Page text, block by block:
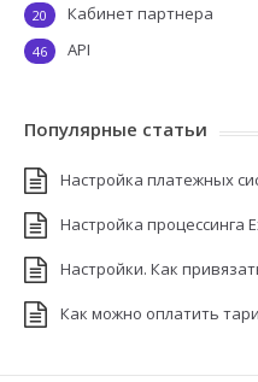
Кабинет партнера
20
API
46
Популярные статьи
Настройка платежных
Настройка процессинга
Настройки. Как
Как можно оплатить